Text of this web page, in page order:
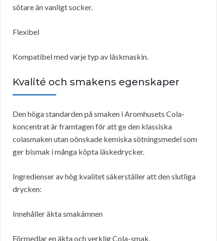
sötare än vanligt socker.
Flexibel
Kompatibel med varje typ av läskmaskin.
Kvalité och smakens egenskaper
Den höga standarden på smaken i Aromhusets Cola-
koncentrat är framtagen för att ge den klassiska
colasmaken utan oönskade kemiska sötningsmedel som
ger bismak i många köpta läskedrycker.
Ingredienser av hög kvalitet säkerställer att den slutliga
drycken:
Innehåller äkta smakämnen
Förmedlar en äkta och verklig Cola-smak.